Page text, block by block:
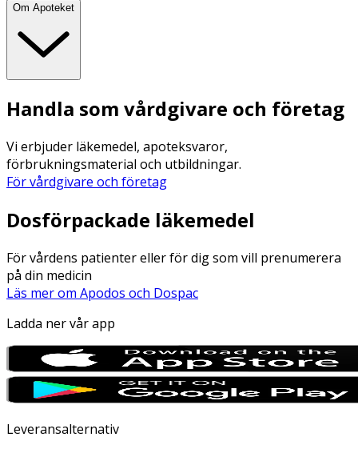
Om Apoteket
Handla som vårdgivare och företag
Vi erbjuder läkemedel, apoteksvaror,
förbrukningsmaterial och utbildningar.
För vårdgivare och företag
Dosförpackade läkemedel
För vårdens patienter eller för dig som vill prenumerera
på din medicin
Läs mer om Apodos och Dospac
Ladda ner vår app
Leveransalternativ